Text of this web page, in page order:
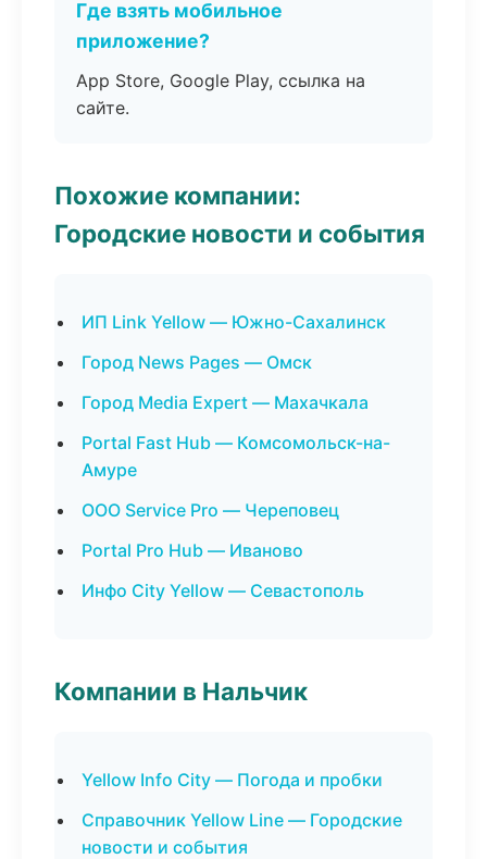
Где взять мобильное
приложение?
App Store, Google Play, ссылка на
сайте.
Похожие компании:
Городские новости и события
ИП Link Yellow — Южно-Сахалинск
Город News Pages — Омск
Город Media Expert — Махачкала
Portal Fast Hub — Комсомольск-на-
Амуре
ООО Service Pro — Череповец
Portal Pro Hub — Иваново
Инфо City Yellow — Севастополь
Компании в Нальчик
Yellow Info City — Погода и пробки
Справочник Yellow Line — Городские
новости и события